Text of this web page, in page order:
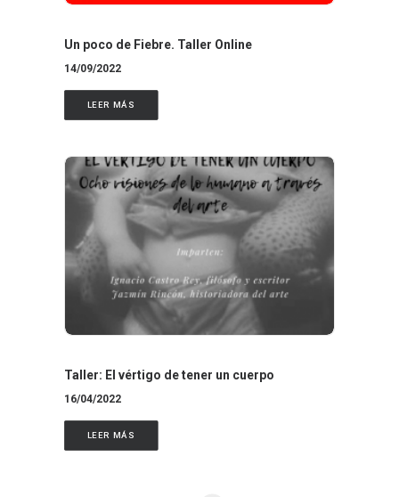
Un poco de Fiebre. Taller Online
14/09/2022
LEER MÁS
Taller: El vértigo de tener un cuerpo
16/04/2022
LEER MÁS